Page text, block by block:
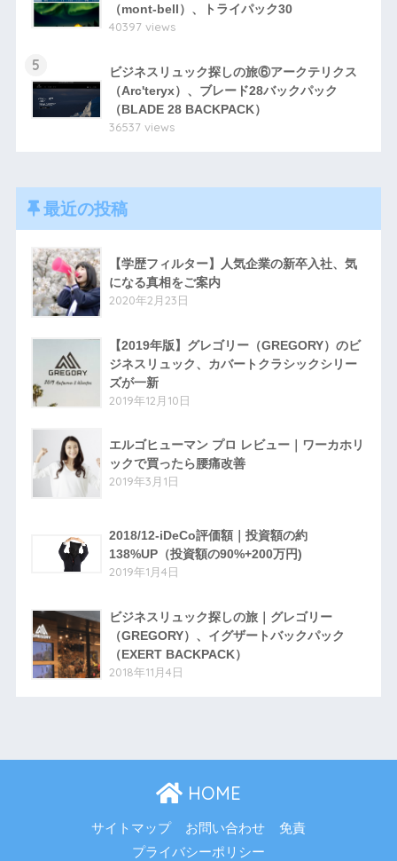
（mont-bell）、トライパック30
40397 views
5
ビジネスリュック探しの旅⑥アークテリクス
（Arc'teryx）、ブレード28バックパック
（BLADE 28 BACKPACK）
36537 views
最近の投稿
【学歴フィルター】人気企業の新卒入社、気
になる真相をご案内
2020年2月23日
【2019年版】グレゴリー（GREGORY）のビ
ジネスリュック、カバートクラシックシリー
ズが一新
2019年12月10日
エルゴヒューマン プロ レビュー｜ワーカホリ
ックで買ったら腰痛改善
2019年3月1日
2018/12-iDeCo評価額｜投資額の約
138%UP（投資額の90%+200万円)
2019年1月4日
ビジネスリュック探しの旅｜グレゴリー
（GREGORY）、イグザートバックパック
（EXERT BACKPACK）
2018年11月4日
HOME
サイトマップ お問い合わせ
免責
プライバシーポリシー